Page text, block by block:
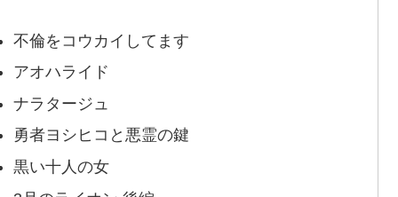
不倫をコウカイしてます
アオハライド
ナラタージュ
勇者ヨシヒコと悪霊の鍵
黒い十人の女